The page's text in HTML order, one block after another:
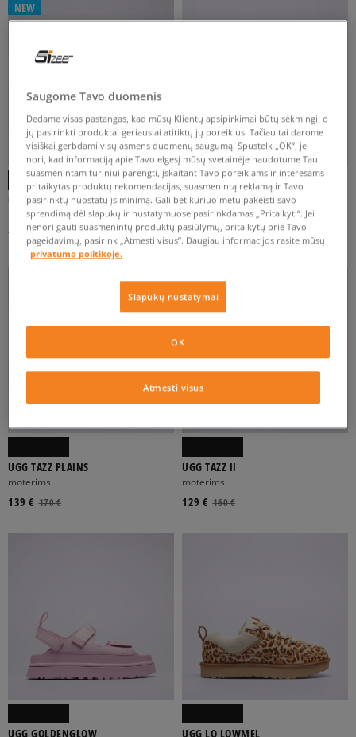
ATŽYMĖTI VISUS
NEW
UGG W GOLDENGLOW
moterims
110 €
79 €
UGG W CLASSIC MINI DIPPER
moterims
190 €
134 €
UGG TAZZ PLAINS
moterims
170 €
139 €
UGG TAZZ II
moterims
160 €
129 €
UGG GOLDENGLOW UGG LO LOWMEL
Saugome Tavo duomenis
Dedame visas pastangas, kad mūsų Klientų apsipirkimai būtų sėkmingi, o
jų pasirinkti produktai geriausiai atitiktų jų poreikius. Tačiau tai darome
visiškai gerbdami visų asmens duomenų saugumą. Spustelk „OK“, jei
nori, kad informaciją apie Tavo elgesį mūsų svetainėje naudotume Tau
suasmenintam turiniui parengti, įskaitant Tavo poreikiams ir interesams
pritaikytas produktų rekomendacijas, suasmenintą reklamą ir Tavo
pasirinktų nuostatų įsiminimą. Gali bet kuriuo metu pakeisti savo
sprendimą dėl slapukų ir nustatymuose pasirinkdamas „Pritaikyti“. Jei
nenori gauti suasmenintų produktų pasiūlymų, pritaikytų prie Tavo
pageidavimų, pasirink „Atmesti visus”. Daugiau informacijos rasite mūsų
privatumo politikoje.
Slapukų nustatymai
Atmesti visus
OK